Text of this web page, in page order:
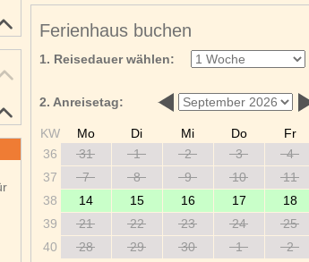
Ferienhaus buchen
1. Reisedauer wählen:
2. Anreisetag:
KW Mo Di Mi Do Fr
36
31 1 2 3 4
37
7 8 9 10 11
38
14 15 16 17 18
39
21 22 23 24 25
40
28 29 30 1 2